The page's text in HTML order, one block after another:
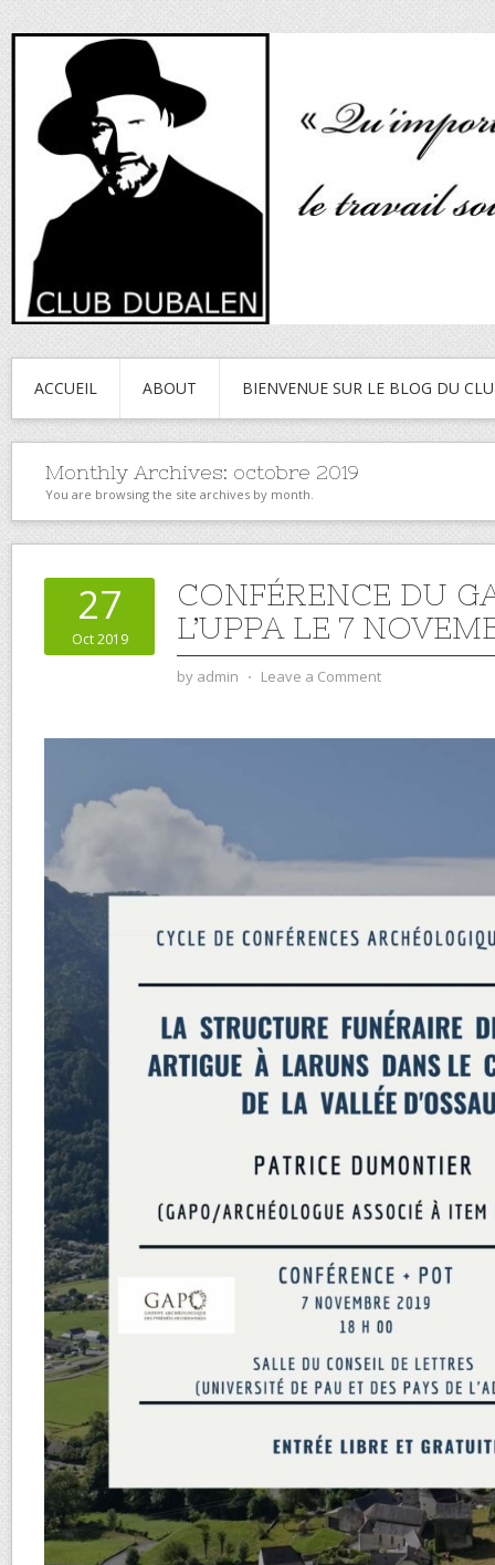
ACCUEIL ABOUT BIENVENUE SUR LE BLOG DU
Monthly Archives: octobre 2019
You are browsing the site archives by month.
27
Oct 2019
CONFÉRENCE DU
L’UPPA LE 7
by admin ⋅ Leave a Comment